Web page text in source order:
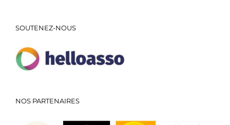
SOUTENEZ-NOUS
NOS PARTENAIRES